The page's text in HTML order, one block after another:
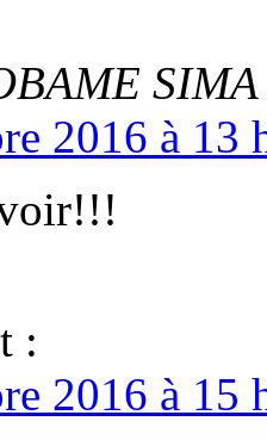
SIMA
2016 à
:
2016 à